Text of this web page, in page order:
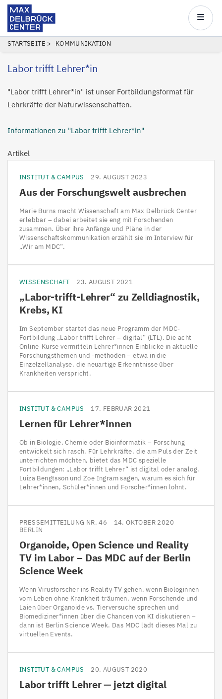
Direkt
Inhalt
Center
Main
PFADNAVIGATION
STARTSEITE KOMMUNIKATION
Labor trifft Lehrer*in
"Labor trifft Lehrer*in" ist unser Fortbildungsformat für
Lehrkräfte der Naturwissenschaften.
Informationen zu "Labor trifft Lehrer*in"
Artikel
INSTITUT & CAMPUS 29. AUGUST 2023
Aus der Forschungswelt ausbrechen
Marie Burns macht Wissenschaft am Max Delbrück Center
erlebbar – dabei arbeitet sie eng mit Forschenden
zusammen. Über ihre Anfänge und Pläne in der
Wissenschaftskommunikation erzählt sie im Interview für
„Wir am MDC“.
WISSENSCHAFT 23. AUGUST 2021
„Labor-trifft-Lehrer“ zu Zelldiagnostik,
Krebs, KI
Im September startet das neue Programm der MDC-
Fortbildung „Labor trifft Lehrer – digital“ (LTL). Die acht
Online-Kurse vermitteln Lehrer*innen Einblicke in aktuelle
Forschungsthemen und -methoden – etwa in die
Einzelzellanalyse, die neuartige Erkenntnisse über
Krankheiten verspricht.
INSTITUT & CAMPUS 17. FEBRUAR 2021
Lernen für Lehrer*innen
Ob in Biologie, Chemie oder Bioinformatik – Forschung
entwickelt sich rasch. Für Lehrkräfte, die am Puls der Zeit
unterrichten möchten, bietet das MDC spezielle
Fortbildungen: „Labor trifft Lehrer“ ist digital oder analog.
Luiza Bengtsson und Zoe Ingram sagen, warum es sich für
Lehrer*innen, Schüler*innen und Forscher*innen lohnt.
PRESSEMITTEILUNG NR. 46
14. OKTOBER 2020
BERLIN
Organoide, Open Science und Reality
TVim Labor – Das MDCauf der Berlin
Science Week
Wenn Virusforscher ins Reality-TV gehen, wenn Biologinnen
vom Leben ohne Krankheit träumen, wenn Forschende und
Laien über Organoide vs. Tierversuche sprechen und
Biomediziner*innen über die Chancen von KI diskutieren –
dann ist Berlin Science Week. Das MDC lädt dieses Mal zu
virtuellen Events.
INSTITUT & CAMPUS 20. AUGUST 2020
Labor trifft Lehrer — jetzt digital